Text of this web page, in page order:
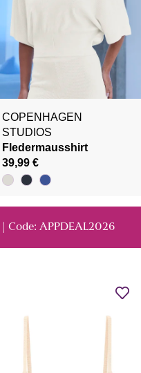
COPENHAGEN
STUDIOS
Fledermausshirt
39,99 €
| Code: APPDEAL2026